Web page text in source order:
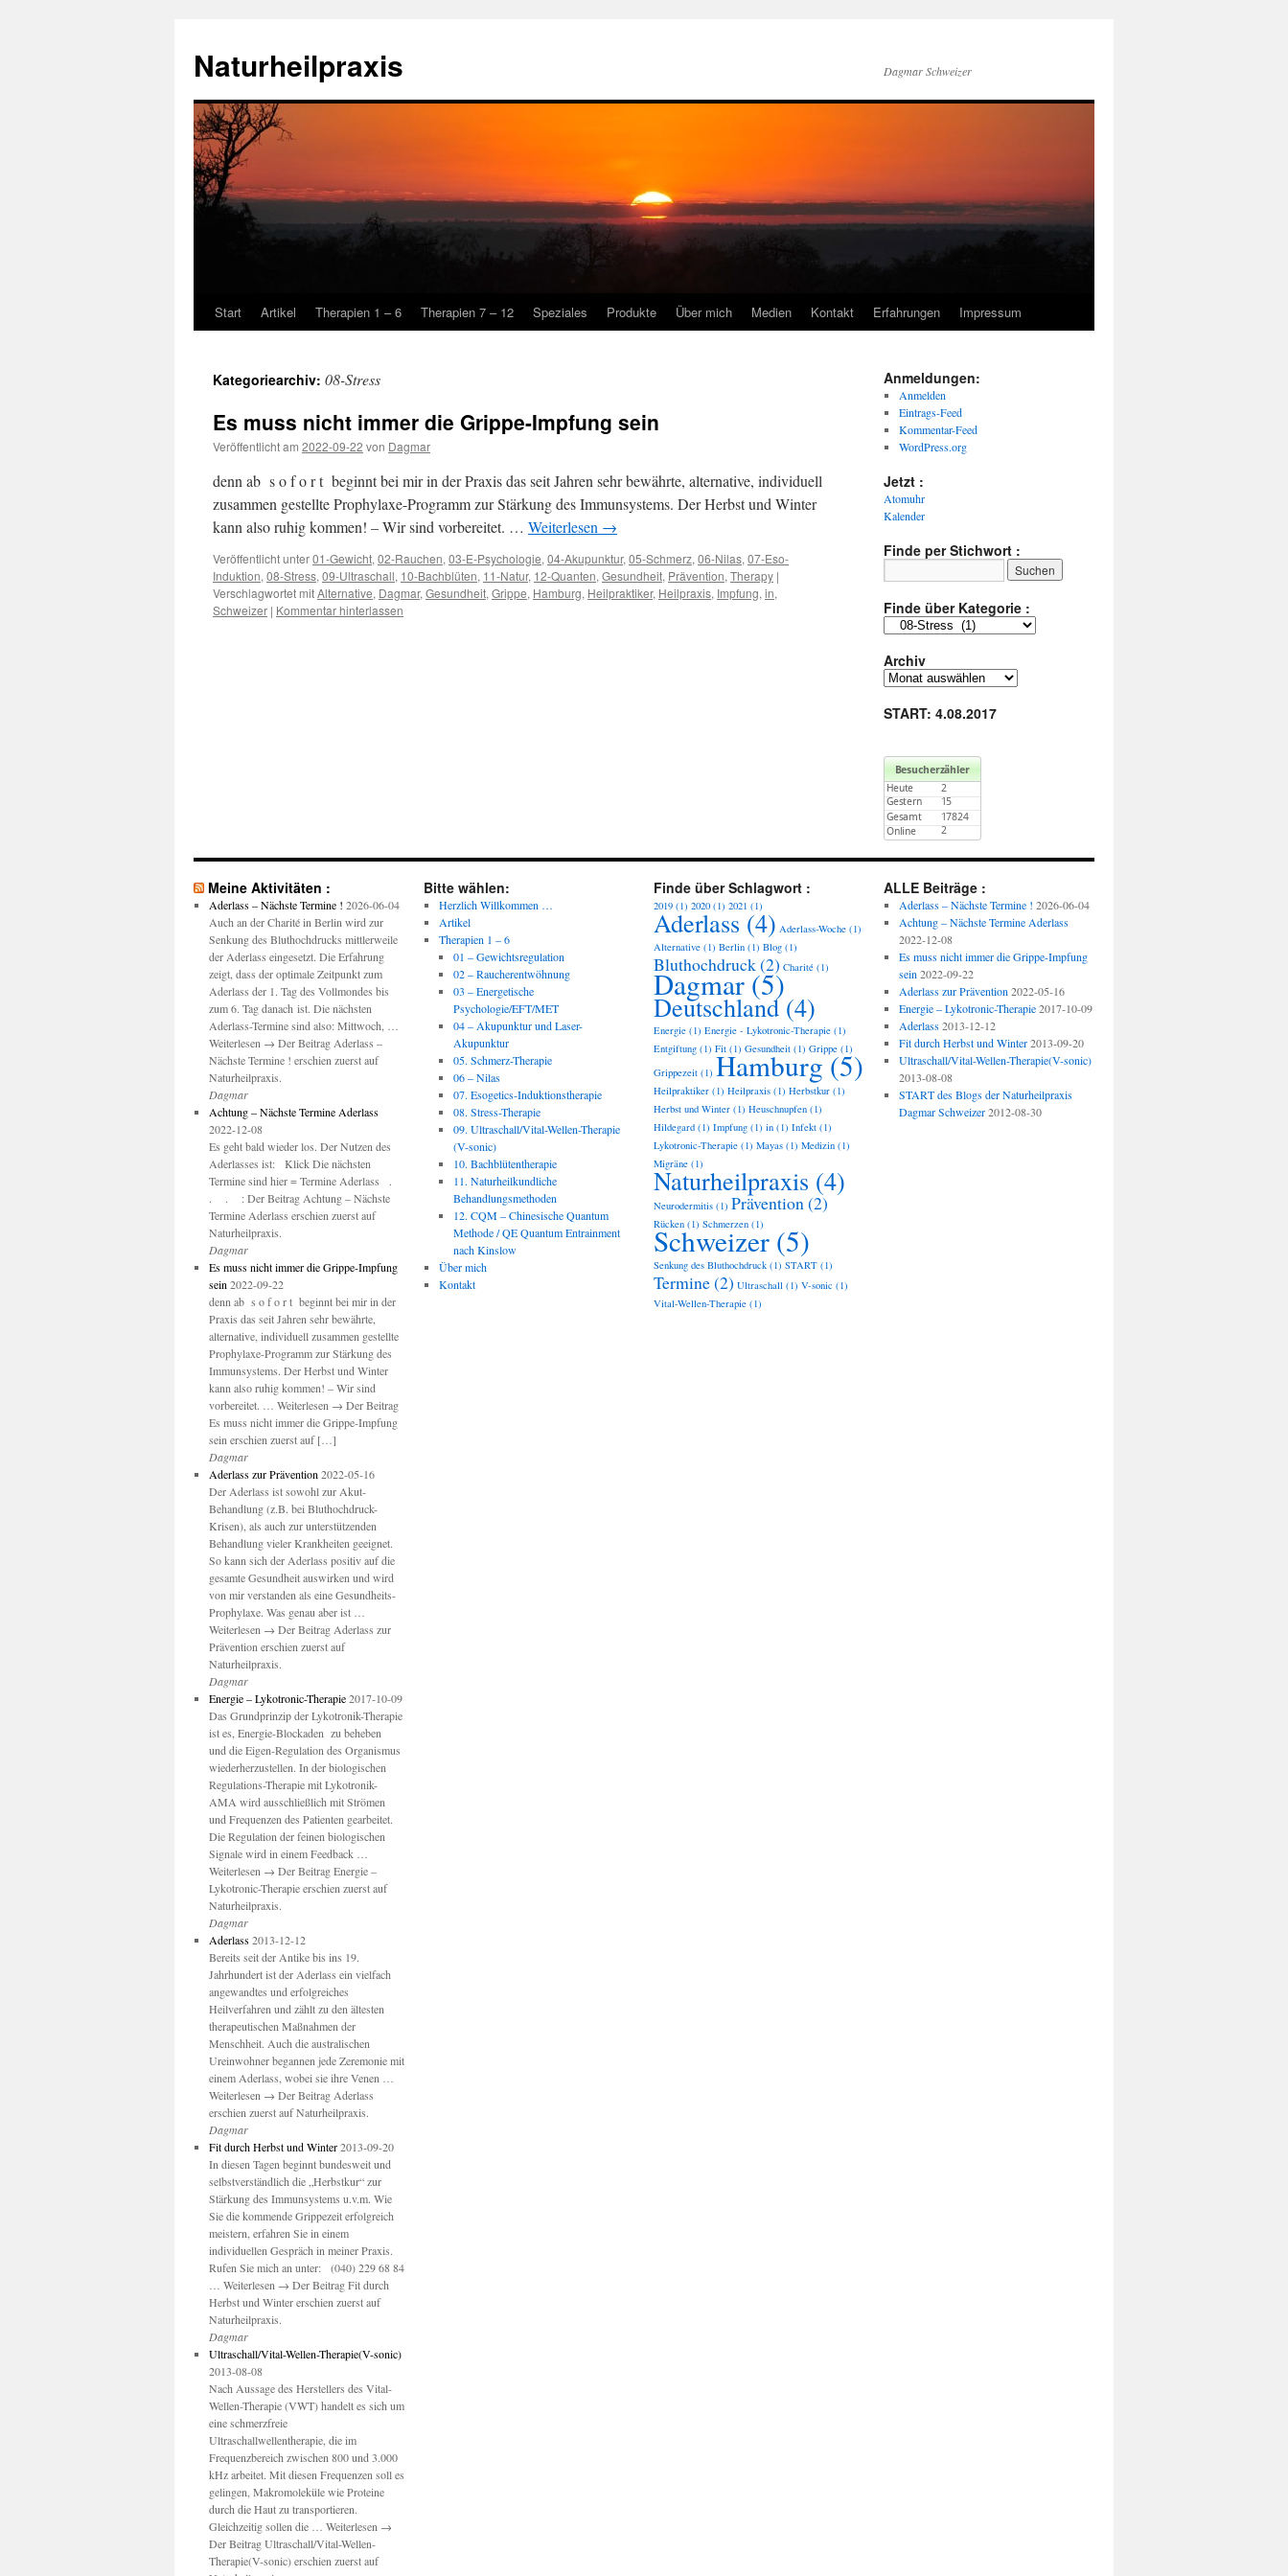
springen
Naturheilpraxis Dagmar Schweizer
Start Artikel Therapien 1 – 6 Therapien 7 – 12 Speziales Produkte Über mich Medien Kontakt Erfahrungen Impressum
Kategoriearchiv: 08-Stress
Es muss nicht immer die Grippe-Impfung sein
Veröffentlicht am 2022-09-22 von Dagmar
denn ab s o f o r t beginnt bei mir in der Praxis das seit Jahren sehr bewährte, alternative, individuell
zusammen gestellte Prophylaxe-Programm zur Stärkung des Immunsystems. Der Herbst und Winter
kann also ruhig kommen! – Wir sind vorbereitet. … Weiterlesen →
Veröffentlicht unter01-Gewicht, 02-Rauchen, 03-E-Psychologie, 04-Akupunktur, 05-Schmerz, 06-Nilas, 07-Eso-
Induktion, 08-Stress, 09-Ultraschall, 10-Bachblüten, 11-Natur, 12-Quanten, Gesundheit, Prävention, Therapy |
Verschlagwortet mitAlternative, Dagmar, Gesundheit, Grippe, Hamburg, Heilpraktiker, Heilpraxis, Impfung, in,
Schweizer | Kommentar hinterlassen
Anmeldungen:
Anmelden
Eintrags-Feed
Kommentar-Feed
WordPress.org
Jetzt :
Atomuhr
Kalender
Finde per Stichwort :
Finde über Kategorie :
Finde
Kategorie
Archiv
Archiv
START: 4.08.2017
Meine Aktivitäten :
Aderlass – Nächste Termine ! 2026-06-04
Auch an der Charité in Berlin wird zur
Senkung des Bluthochdrucks mittlerweile
der Aderlass eingesetzt. Die Erfahrung
zeigt, dass der optimale Zeitpunkt zum
Aderlass der 1. Tag des Vollmondes bis
zum 6. Tag danach ist. Die nächsten
Aderlass-Termine sind also: Mittwoch, …
Weiterlesen → Der Beitrag Aderlass –
Nächste Termine ! erschien zuerst auf
Naturheilpraxis.
Dagmar
Achtung – Nächste Termine Aderlass
2022-12-08
Es geht bald wieder los. Der Nutzen des
Aderlasses ist: Klick Die nächsten
Termine sind hier = Termine Aderlass .
. . : Der Beitrag Achtung – Nächste
Termine Aderlass erschien zuerst auf
Naturheilpraxis.
Dagmar
Es muss nicht immer die Grippe-Impfung
sein 2022-09-22
denn ab s o f o r t beginnt bei mir in der
Praxis das seit Jahren sehr bewährte,
alternative, individuell zusammen gestellte
Prophylaxe-Programm zur Stärkung des
Immunsystems. Der Herbst und Winter
kann also ruhig kommen! – Wir sind
vorbereitet. … Weiterlesen → Der Beitrag
Es muss nicht immer die Grippe-Impfung
sein erschien zuerst auf […]
Dagmar
Aderlass zur Prävention 2022-05-16
Der Aderlass ist sowohl zur Akut-
Behandlung (z.B. bei Bluthochdruck-
Krisen), als auch zur unterstützenden
Behandlung vieler Krankheiten geeignet.
So kann sich der Aderlass positiv auf die
gesamte Gesundheit auswirken und wird
von mir verstanden als eine Gesundheits-
Prophylaxe. Was genau aber ist …
Weiterlesen → Der Beitrag Aderlass zur
Prävention erschien zuerst auf
Naturheilpraxis.
Dagmar
Energie – Lykotronic-Therapie 2017-10-09
Das Grundprinzip der Lykotronik-Therapie
ist es, Energie-Blockaden zu beheben
und die Eigen-Regulation des Organismus
wiederherzustellen. In der biologischen
Regulations-Therapie mit Lykotronik-
AMA wird ausschließlich mit Strömen
und Frequenzen des Patienten gearbeitet.
Die Regulation der feinen biologischen
Signale wird in einem Feedback …
Weiterlesen → Der Beitrag Energie –
Lykotronic-Therapie erschien zuerst auf
Naturheilpraxis.
Dagmar
Aderlass 2013-12-12
Bereits seit der Antike bis ins 19.
Jahrhundert ist der Aderlass ein vielfach
angewandtes und erfolgreiches
Heilverfahren und zählt zu den ältesten
therapeutischen Maßnahmen der
Menschheit. Auch die australischen
Ureinwohner begannen jede Zeremonie mit
einem Aderlass, wobei sie ihre Venen …
Weiterlesen → Der Beitrag Aderlass
erschien zuerst auf Naturheilpraxis.
Dagmar
Fit durch Herbst und Winter 2013-09-20
In diesen Tagen beginnt bundesweit und
selbstverständlich die „Herbstkur“ zur
Stärkung des Immunsystems u.v.m. Wie
Sie die kommende Grippezeit erfolgreich
meistern, erfahren Sie in einem
individuellen Gespräch in meiner Praxis.
Rufen Sie mich an unter: (040) 229 68 84
… Weiterlesen → Der Beitrag Fit durch
Herbst und Winter erschien zuerst auf
Naturheilpraxis.
Dagmar
Ultraschall/Vital-Wellen-Therapie(V-sonic)
2013-08-08
Nach Aussage des Herstellers des Vital-
Wellen-Therapie (VWT) handelt es sich um
eine schmerzfreie
Ultraschallwellentherapie, die im
Frequenzbereich zwischen 800 und 3.000
kHz arbeitet. Mit diesen Frequenzen soll es
gelingen, Makromoleküle wie Proteine
durch die Haut zu transportieren.
Gleichzeitig sollen die … Weiterlesen →
Der Beitrag Ultraschall/Vital-Wellen-
Therapie(V-sonic) erschien zuerst auf
Bitte wählen:
Herzlich Willkommen …
Artikel
Therapien 1 – 6
01 – Gewichtsregulation
02 – Raucherentwöhnung
03 – Energetische
Psychologie/EFT/MET
04 – Akupunktur und Laser-
Akupunktur
05. Schmerz-Therapie
06 – Nilas
07. Esogetics-Induktionstherapie
08. Stress-Therapie
09. Ultraschall/Vital-Wellen-Therapie
(V-sonic)
10. Bachblütentherapie
11. Naturheilkundliche
Behandlungsmethoden
12. CQM – Chinesische Quantum
Methode / QE Quantum Entrainment
nach Kinslow
Über mich
Kontakt
Finde über Schlagwort :
2019 (1) 2020 (1) 2021 (1)
Aderlass (4) Aderlass-Woche (1)
Alternative (1) Berlin (1) Blog (1)
Bluthochdruck(2) Charité (1)
Dagmar(5)
Deutschland(4)
Energie (1) Energie - Lykotronic-Therapie (1)
Entgiftung (1) Fit (1) Gesundheit (1) Grippe (1)
Grippezeit (1) Hamburg(5)
Heilpraktiker (1) Heilpraxis (1) Herbstkur (1)
Herbst und Winter (1) Heuschnupfen (1)
Hildegard (1) Impfung (1) in (1) Infekt (1)
Lykotronic-Therapie (1) Mayas (1) Medizin (1)
Migräne (1)
Naturheilpraxis (4)
Neurodermitis (1) Prävention(2)
Rücken (1) Schmerzen (1)
Schweizer (5)
Senkung des Bluthochdruck (1) START (1)
Termine(2) Ultraschall (1) V-sonic (1)
Vital-Wellen-Therapie (1)
ALLE Beiträge :
Aderlass – Nächste Termine ! 2026-06-04
Achtung – Nächste Termine Aderlass
2022-12-08
Es muss nicht immer die Grippe-Impfung
sein 2022-09-22
Aderlass zur Prävention 2022-05-16
Energie – Lykotronic-Therapie 2017-10-09
Aderlass 2013-12-12
Fit durch Herbst und Winter 2013-09-20
Ultraschall/Vital-Wellen-Therapie(V-sonic)
2013-08-08
START des Blogs der Naturheilpraxis
Dagmar Schweizer 2012-08-30